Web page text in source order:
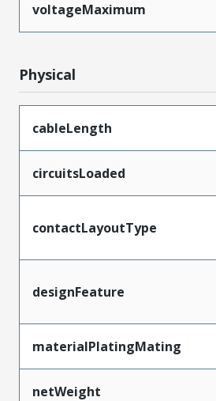
voltageMaximum
Physical
cableLength
circuitsLoaded
contactLayoutType
designFeature
materialPlatingMating
netWeight